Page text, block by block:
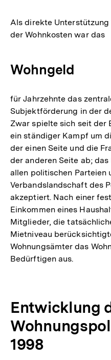
Als direkte
der Wohnkosten war das
Wohngeld
für Jahrzehnte das
Subjektförderung in der
Zwar spielte sich seit der
ein ständiger Kampf um
der einen Seite und die
der anderen Seite ab;
allen politischen Parteien
Verbandslandschaft des
akzeptiert. Nach einer
Einkommen eines
Mitglieder, die
Mietniveau
Wohnungsämter das
Bedürftigen aus.
Entwicklung
1998